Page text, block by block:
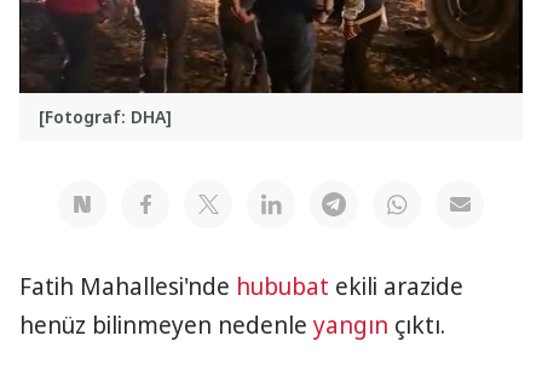
[Fotograf: DHA]
Fatih Mahallesi'nde hububat ekili arazide
henüz bilinmeyen nedenle yangın çıktı.